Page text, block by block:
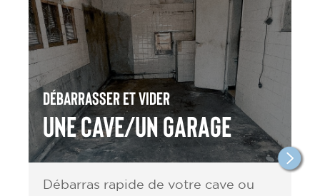
Débarrasser et vider
une cave/un garage
Débarras rapide de votre cave ou